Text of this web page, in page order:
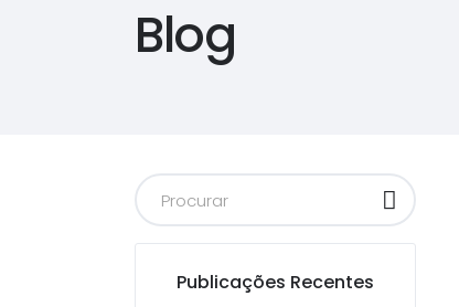
Blog
Publicações Recentes